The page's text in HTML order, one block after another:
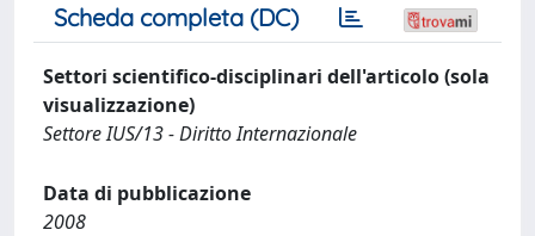
Scheda completa (DC)
Settori scientifico-disciplinari dell'articolo (sola
visualizzazione)
Settore IUS/13 - Diritto Internazionale
Data di pubblicazione
2008